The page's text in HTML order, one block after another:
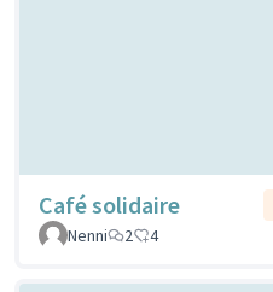
Café solidaire
Nenni
2 4